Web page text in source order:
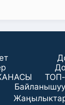
Байланышуу